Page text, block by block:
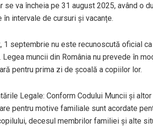
se va încheia pe 31 august 2025, având o
în intervale de cursuri și vacanțe.
1 septembrie nu este recunoscută oficial
Legea muncii din România nu prevede în
pentru prima zi de școală a copiilor lor.
Legale: Conform Codului Muncii și
pentru motive familiale sunt acordate
decesul membrilor familiei și alte